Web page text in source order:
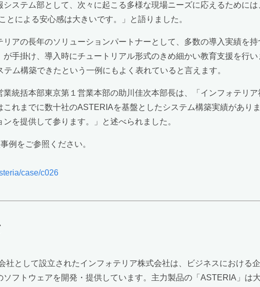
ステム部として、次々に起こる多様な現場ニーズに応えるために
による安心感は大きいです。」と語りました。
アの長年のソリューションパートナーとして、多数の導入実績を
手掛け、導入時にチュートリアル形式のきめ細かい教育支援を行
ム構築できたという一例にもよく表れていると言えます。
統括本部東京第１営業本部の助川佳次本部長は、「インフォテリ
れまでに数十社のASTERIAを基盤としたシステム構築実績があり
を提供して参ります。」と述べられました。
例をご参照ください。
case/c026
社として設立されたインフォテリア株式会社は、ビジネスにおける
フトウェアを開発・提供しています。主力製品の「ASTERIA」は